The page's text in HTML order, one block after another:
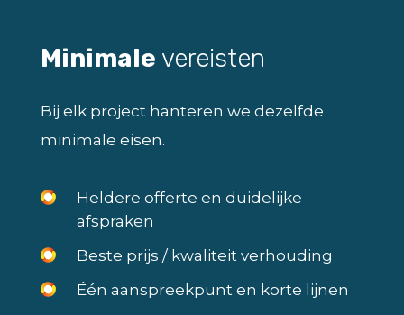
Minimale vereisten
Bij elk project hanteren we dezelfde
minimale eisen.
Heldere offerte en duidelijke
afspraken
Beste prijs / kwaliteit verhouding
Één aanspreekpunt en korte lijnen